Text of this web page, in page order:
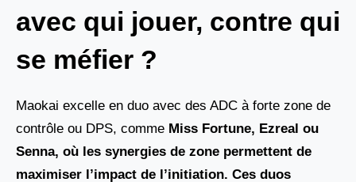
avec qui jouer, contre qui
se méfier ?
Maokai excelle en duo avec des ADC à forte zone de
contrôle ou DPS, comme Miss Fortune, Ezreal ou
Senna, où les synergies de zone permettent de
maximiser l’impact de l’initiation. Ces duos